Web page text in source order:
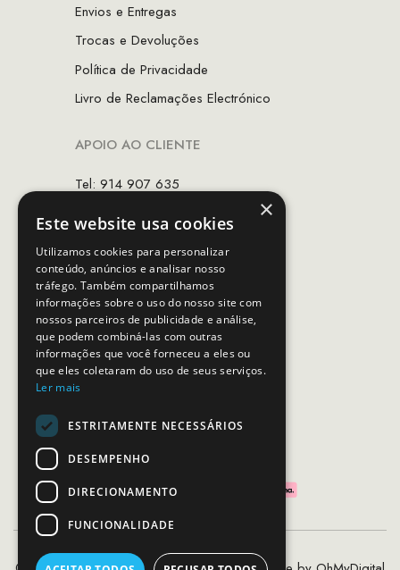
Envios e Entregas
Trocas e Devoluções
Política de Privacidade
Livro de Reclamações Electrónico
APOIO AO CLIENTE
Tel: 914 907 635
Horário de contacto:
Dias úteis das 10h as 19h
SEGUE-NOS
PAGAMENTOS SEGUROS
×
Este website usa cookies
Utilizamos cookies para personalizar
conteúdo, anúncios e analisar nosso
tráfego. Também compartilhamos
informações sobre o uso do nosso site com
nossos parceiros de publicidade e análise,
que podem combiná-las com outras
informações que você forneceu a eles ou
que eles coletaram do uso de seus serviços.
Ler mais
ESTRITAMENTE NECESSÁRIOS
DESEMPENHO
DIRECIONAMENTO
FUNCIONALIDADE